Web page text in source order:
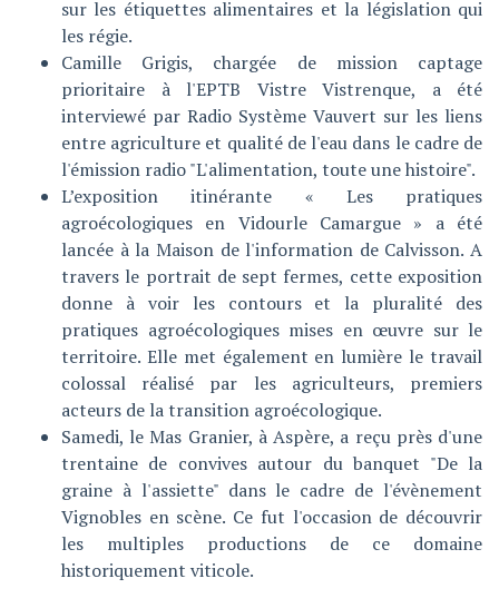
sur les étiquettes alimentaires et la législation qui
les régie.
Camille Grigis, chargée de mission captage
prioritaire à l'EPTB Vistre Vistrenque, a été
interviewé par Radio Système Vauvert sur les liens
entre agriculture et qualité de l'eau dans le cadre de
l'émission radio "L'alimentation, toute une histoire".
L’exposition itinérante « Les pratiques
agroécologiques en Vidourle Camargue » a été
lancée à la Maison de l'information de Calvisson. A
travers le portrait de sept fermes, cette exposition
donne à voir les contours et la pluralité des
pratiques agroécologiques mises en œuvre sur le
territoire. Elle met également en lumière le travail
colossal réalisé par les agriculteurs, premiers
acteurs de la transition agroécologique.
Samedi, le Mas Granier, à Aspère, a reçu près d'une
trentaine de convives autour du banquet "De la
graine à l'assiette" dans le cadre de l'évènement
Vignobles en scène. Ce fut l'occasion de découvrir
les multiples productions de ce domaine
historiquement viticole.